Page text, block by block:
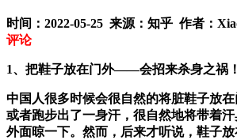
时间：2022-05-25 来源：知乎 作者：
评论
1、把鞋子放在门外——会招来杀身之祸！
中国人很多时候会很自然的将脏鞋子放
或者跑步出了一身汗，很自然地将带着
外面晾一下。然而，后来才听说，鞋子